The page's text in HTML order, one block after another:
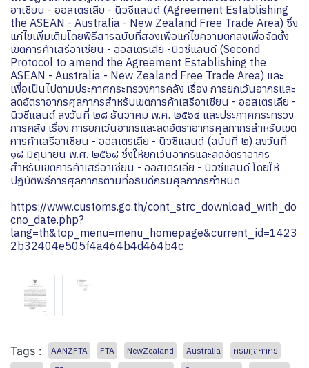
อาเซียน - ออสเตรเลีย - นิวซีแลนด์ (Agreement Establishing
the ASEAN - Australia - New Zealand Free Trade Area) ซึ่ง
แก้ไขเพิ่มเติมโดยพิธีสารฉบับที่สองเพื่อแก้ไขความตกลงเพื่อจัดตั้ง
เขตการค้าเสรีอาเซียน - ออสเตรเลีย -นิวซีแลนด์ (Second
Protocol to amend the Agreement Establishing the
ASEAN - Australia - New Zealand Free Trade Area) และ
เพื่อเป็นไปตามประกาศกระทรวงการคลัง เรื่อง การยกเว้นอากรและ
ลดอัตราอากรศุลกากรสำหรับเขตการค้าเสรีอาเซียน - ออสเตรเลีย -
นิวชีแลนด์ ลงวันที่ ๒๘ ธันวาคม พ.ศ. ๒๕๖๔ และประกาศกระทรวง
การคลัง เรื่อง การยกเว้นอากรและลดอัตราอากรศุลกากรสำหรับเขต
การค้าเสรีอาเซียน - ออสเตรเลีย - นิวซีแลนด์ (ฉบับที่ ๒) ลงวันที่
๑๘ มิถุนายน พ.ศ. ๒๕๖๘ ซึ่งให้ยกเว้นอากรและลดอัตราอากร
สำหรับเขตการค้าเสรีอาเซียน - ออสเตรเลีย - นิวซีแลนด์ โดยให้
ปฏิบัติพิธีการศุลกากรตามที่อธิบดีกรมศุลกากรกำหนด
https://www.customs.go.th/cont_strc_download_with_do
cno_date.php?
lang=th&top_menu=menu_homepage&current_id=1423
2b32404e505f4a464b4d464b4c
Tags : AANZFTA FTA NewZealand Australia
กรมศุลกากร